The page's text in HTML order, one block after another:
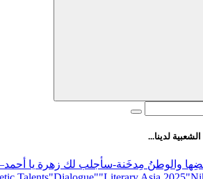
لدينا...
والوطنُ مِدخَنة-سأجلب لك زهرة يا أحمد